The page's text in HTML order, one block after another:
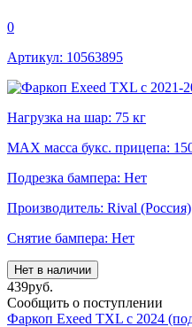
0
Артикул: 10563895
Нагрузка на шар: 75 кг
MAX масса букс. прицепа:
Подрезка бампера: Нет
Производитель: Rival (Россия)
Снятие бампера: Нет
Нет в наличии
439руб.
Сообщить о поступлении
Фаркоп Exeed TXL c 2024